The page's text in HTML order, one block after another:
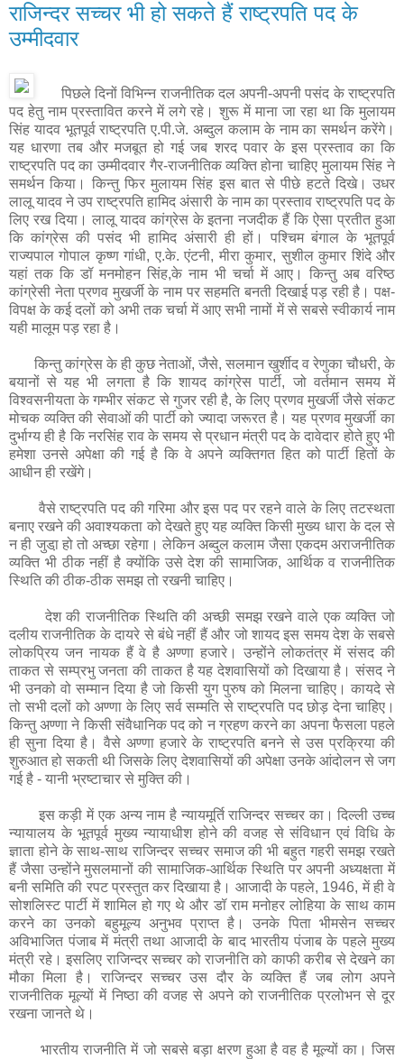
राजिन्दर सच्चर भी हो सकते हैं राष्ट्रपति पद के
उम्मीदवार
पिछले दिनों विभिन्न राजनीतिक दल अपनी-अपनी पसंद के राष्ट्रपति
पद हेतु नाम प्रस्तावित करने में लगे रहे। शुरू में माना जा रहा था कि मुलायम
सिंह यादव भूतपूर्व राष्ट्रपति ए.पी.जे. अब्दुल कलाम के नाम का समर्थन करेंगे।
यह धारणा तब और मजबूत हो गई जब शरद पवार के इस प्रस्ताव का कि
राष्ट्रपति पद का उम्मीदवार गैर-राजनीतिक व्यक्ति होना चाहिए मुलायम सिंह ने
समर्थन किया। किन्तु फिर मुलायम सिंह इस बात से पीछे हटते दिखे। उधर
लालू यादव ने उप राष्ट्रपति हामिद अंसारी के नाम का प्रस्ताव राष्ट्रपति पद के
लिए रख दिया। लालू यादव कांग्रेस के इतना नजदीक हैं कि ऐसा प्रतीत हुआ
कि कांग्रेस की पसंद भी हामिद अंसारी ही हों। पश्चिम बंगाल के भूतपूर्व
राज्यपाल गोपाल कृष्ण गांधी, ए.के. एंटनी, मीरा कुमार, सुशील कुमार शिंदे और
यहां तक कि डॉ मनमोहन सिंह,के नाम भी चर्चा में आए। किन्तु अब वरिष्ठ
कांग्रेसी नेता प्रणव मुखर्जी के नाम पर सहमति बनती दिखाई पड़ रही है। पक्ष-
विपक्ष के कई दलों को अभी तक चर्चा में आए सभी नामों में से सबसे स्वीकार्य नाम
यही मालूम पड़ रहा है।
किन्तु कांग्रेस के ही कुछ नेताओं, जैसे, सलमान खुर्शीद व रेणुका चौधरी, के
बयानों से यह भी लगता है कि शायद कांग्रेस पार्टी, जो वर्तमान समय में
विश्वसनीयता के गम्भीर संकट से गुजर रही है, के लिए प्रणव मुखर्जी जैसे संकट
मोचक व्यक्ति की सेवाओं की पार्टी को ज्यादा जरूरत है। यह प्रणव मुखर्जी का
दुर्भाग्य ही है कि नरसिंह राव के समय से प्रधान मंत्री पद के दावेदार होते हुए भी
हमेशा उनसे अपेक्षा की गई है कि वे अपने व्यक्तिगत हित को पार्टी हितों के
आधीन ही रखेंगे।
वैसे राष्ट्रपति पद की गरिमा और इस पद पर रहने वाले के लिए तटस्थता
बनाए रखने की अवाश्यकता को देखते हुए यह व्यक्ति किसी मुख्य धारा के दल से
न ही जुडा़ हो तो अच्छा रहेगा। लेकिन अब्दुल कलाम जैसा एकदम अराजनीतिक
व्यक्ति भी ठीक नहीं है क्योंकि उसे देश की सामाजिक, आर्थिक व राजनीतिक
स्थिति की ठीक-ठीक समझ तो रखनी चाहिए।
देश की राजनीतिक स्थिति की अच्छी समझ रखने वाले एक व्यक्ति जो
दलीय राजनीतिक के दायरे से बंधे नहीं हैं और जो शायद इस समय देश के सबसे
लोकप्रिय जन नायक हैं वे है अण्णा हजारे। उन्होंने लोकतंत्र में संसद की
ताकत से सम्प्रभु जनता की ताकत है यह देशवासियों को दिखाया है। संसद ने
भी उनको वो सम्मान दिया है जो किसी युग पुरुष को मिलना चाहिए। कायदे से
तो सभी दलों को अण्णा के लिए सर्व सम्मति से राष्ट्रपति पद छोड़ देना चाहिए।
किन्तु अण्णा ने किसी संवैधानिक पद को न ग्रहण करने का अपना फैसला पहले
ही सुना दिया है। वैसे अण्णा हजारे के राष्ट्रपति बनने से उस प्रक्रिया की
शुरुआत हो सकती थी जिसके लिए देशवासियों की अपेक्षा उनके आंदोलन से जग
गई है - यानी भ्रष्टाचार से मुक्ति की।
इस कड़ी में एक अन्य नाम है न्यायमूर्ति राजिन्दर सच्चर का। दिल्ली उच्च
न्यायालय के भूतपूर्व मुख्य न्यायाधीश होने की वजह से संविधान एवं विधि के
ज्ञाता होने के साथ-साथ राजिन्दर सच्चर समाज की भी बहुत गहरी समझ रखते
हैं जैसा उन्होंने मुसलमानों की सामाजिक-आर्थिक स्थिति पर अपनी अध्यक्षता में
बनी समिति की रपट प्रस्तुत कर दिखाया है। आजादी के पहले, 1946, में ही वे
सोशलिस्ट पार्टी में शामिल हो गए थे और डॉ राम मनोहर लोहिया के साथ काम
करने का उनको बहुमूल्य अनुभव प्राप्त है। उनके पिता भीमसेन सच्चर
अविभाजित पंजाब में मंत्री तथा आजादी के बाद भारतीय पंजाब के पहले मुख्य
मंत्री रहे। इसलिए राजिन्दर सच्चर को राजनीति को काफी करीब से देखने का
मौका मिला है। राजिन्दर सच्चर उस दौर के व्यक्ति हैं जब लोग अपने
राजनीतिक मूल्यों में निष्ठा की वजह से अपने को राजनीतिक प्रलोभन से दूर
रखना जानते थे।
भारतीय राजनीति में जो सबसे बड़ा क्षरण हुआ है वह है मूल्यों का। जिस